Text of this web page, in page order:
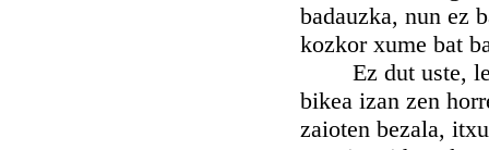
badauzka, nun ez
kozkor xume bat
Ez dut uste,
bikea izan zen
zaioten bezala,